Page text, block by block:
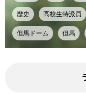
歴史 高校生特派員
但馬ドーム 但馬